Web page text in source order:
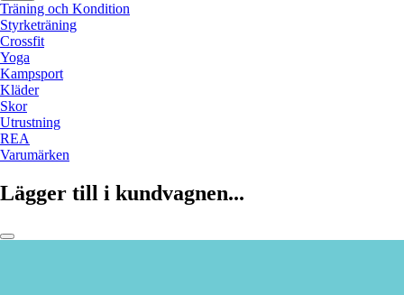
Träning och Kondition
Styrketräning
Crossfit
Yoga
Kampsport
Kläder
Skor
Utrustning
REA
Varumärken
Lägger till i kundvagnen...